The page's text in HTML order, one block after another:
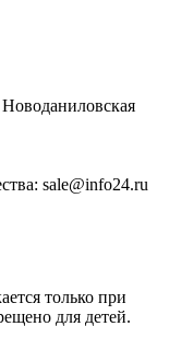
sale@info24.ru
только при
для детей.